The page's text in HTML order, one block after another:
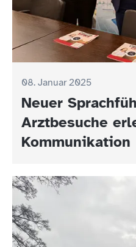
08. Januar 2025
Neuer
Arztbesuche
Kommunikation